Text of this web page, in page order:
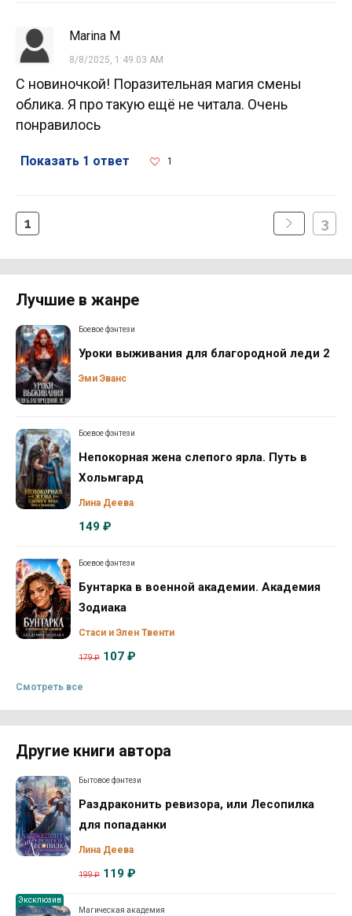
Marina M
8/8/2025, 1:49:03 AM
С новиночкой! Поразительная магия смены
облика. Я про такую ещё не читала. Очень
понравилось
Показать 1 ответ 1
1 3
Лучшие в жанре
Боевое фэнтези
Уроки выживания для благородной леди 2
Эми Эванс
Боевое фэнтези
Непокорная жена слепого ярла. Путь в
Хольмгард
Лина Деева
149 ₽
Боевое фэнтези
Бунтарка в военной академии. Академия
Зодиака
Стаси и Элен Твенти
179 ₽ 107 ₽
Смотреть все
Другие книги автора
Бытовое фэнтези
Раздраконить ревизора, или Лесопилка
для попаданки
Лина Деева
199 ₽ 119 ₽
Эксклюзив
Магическая академия